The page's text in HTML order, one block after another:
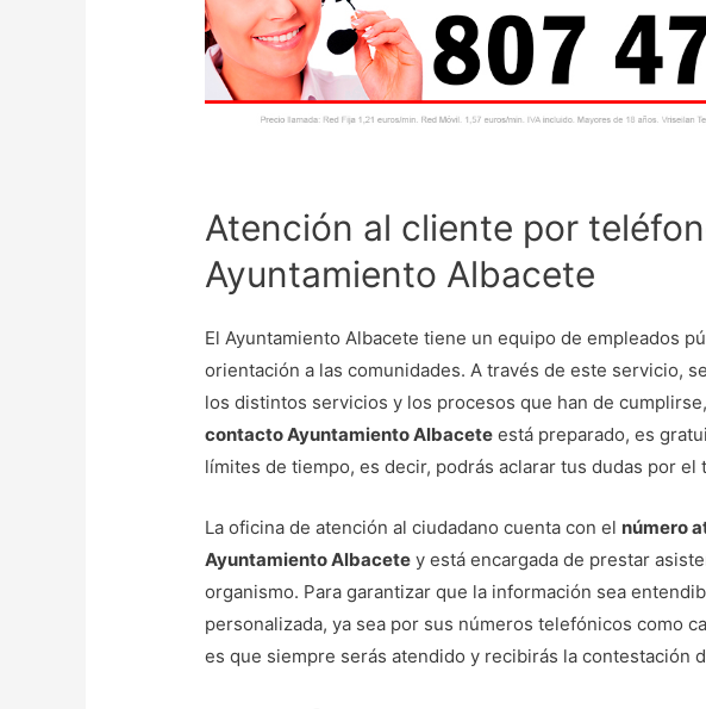
Atención al cliente por
Ayuntamiento Albacete
El Ayuntamiento Albacete tiene un equipo de empleados
orientación a las comunidades. A través de este servicio,
los distintos servicios y los procesos que han de
contacto Ayuntamiento Albacete está preparado, es
límites de tiempo, es decir, podrás aclarar tus dudas por el
La oficina de atención al ciudadano cuenta con el número
Ayuntamiento Albacete y está encargada de prestar
organismo. Para garantizar que la información sea
personalizada, ya sea por sus números telefónicos como
es que siempre serás atendido y recibirás la contestación